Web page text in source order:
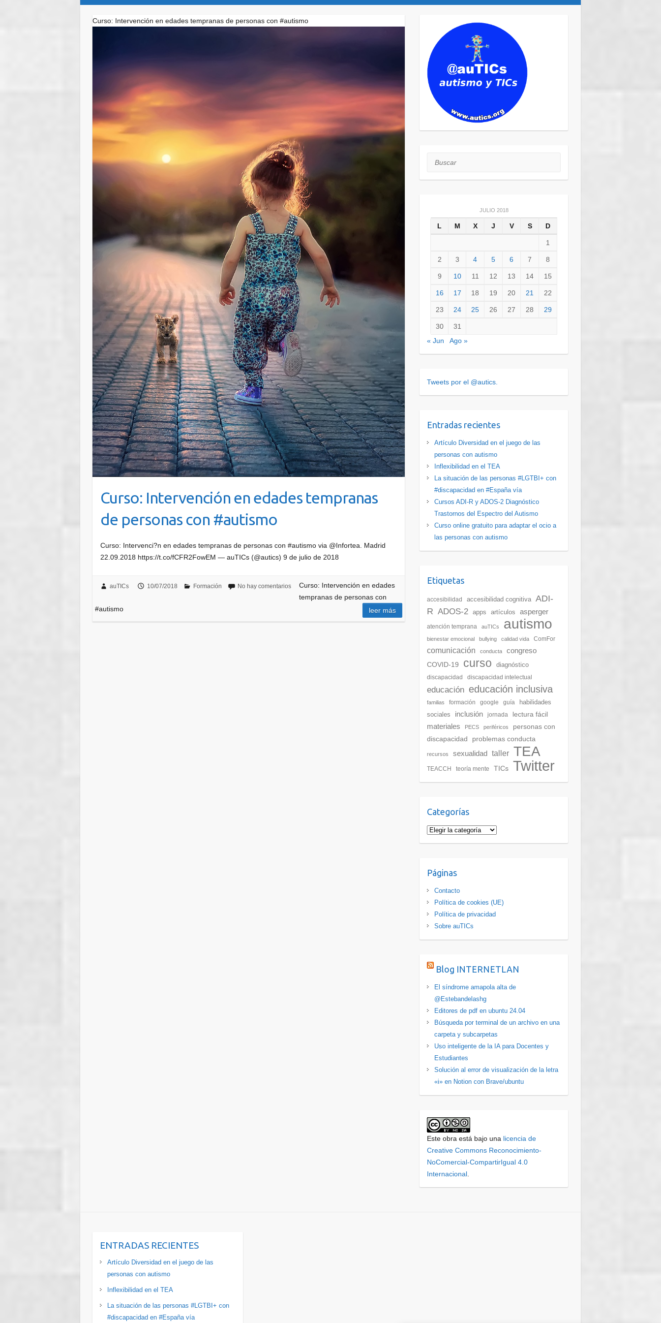
Curso: Intervención en edades tempranas de personas con #autismo
Curso: Intervención en edades tempranas
de personas con #autismo
Curso: Intervenci?n en edades tempranas de personas con #autismo via @Infortea. Madrid
22.09.2018 https://t.co/fCFR2FowEM — auTICs (@autics) 9 de julio de 2018
auTICs 10/07/2018 Formación No hay comentarios
Curso: Intervención en edades
tempranas de personas con
#autismo
leer más
Buscar
JULIO 2018
L M X J V S D
1
2 3 4 5 6 7 8
9 10 11 12 13 14 15
16 17 18 19 20 21 22
23 24 25 26 27 28 29
30
31
« Jun
Ago »
Tweets por el @autics.
Entradas recientes
Artículo Diversidad en el juego de las
personas con autismo
Inflexibilidad en el TEA
La situación de las personas #LGTBI+ con
#discapacidad en #España vía
Cursos ADI-R y ADOS-2 Diagnóstico
Trastornos del Espectro del Autismo
Curso online gratuito para adaptar el ocio a
las personas con autismo
Etiquetas
accesibilidad accesibilidad cognitiva
ADI-
R ADOS-2 apps artículos asperger
atención temprana auTICs autismo
bienestar emocional bullying calidad vida ComFor
comunicación conducta congreso
COVID-19 curso diagnóstico
discapacidad discapacidad intelectual
educación educación inclusiva
familias formación google guía
habilidades
sociales
inclusión jornada lectura fácil
materiales PECS periféricos
personas con
discapacidad
problemas conducta
recursos sexualidad taller TEA
TEACCH teoría mente TICs Twitter
Categorías
Categorías
Páginas
Contacto
Política de cookies (UE)
Política de privacidad
Sobre auTICs
Blog INTERNETLAN
El síndrome amapola alta de
@Estebandelashg
Editores de pdf en ubuntu 24.04
Búsqueda por terminal de un archivo en una
carpeta y subcarpetas
Uso inteligente de la IA para Docentes y
Estudiantes
Solución al error de visualización de la letra
«i» en Notion con Brave/ubuntu
Este obra está bajo una licencia de
Creative Commons Reconocimiento-
NoComercial-CompartirIgual 4.0
Internacional.
ENTRADAS RECIENTES
Artículo Diversidad en el juego de las
personas con autismo
Inflexibilidad en el TEA
La situación de las personas #LGTBI+ con
#discapacidad en #España vía